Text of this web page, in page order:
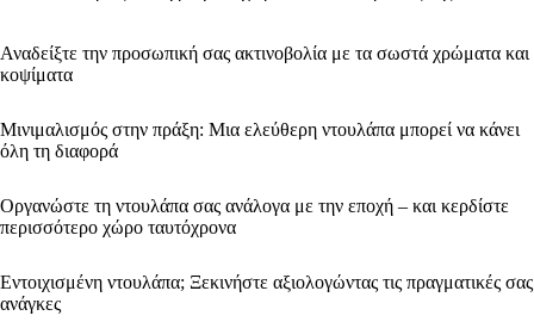
Αναδείξτε την προσωπική σας ακτινοβολία με τα σωστά χρώματα και
κοψίματα
Μινιμαλισμός στην πράξη: Μια ελεύθερη ντουλάπα μπορεί να κάνει
όλη τη διαφορά
Οργανώστε τη ντουλάπα σας ανάλογα με την εποχή – και κερδίστε
περισσότερο χώρο ταυτόχρονα
Εντοιχισμένη ντουλάπα; Ξεκινήστε αξιολογώντας τις πραγματικές σας
ανάγκες